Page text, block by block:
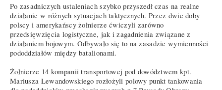
Po zasadniczych ustaleniach szybko przyszedł czas na realne
działanie w różnych sytuacjach taktycznych. Przez dwie doby
polscy i amerykańscy żołnierze ćwiczyli zarówno
przedsięwzięcia logistyczne, jak i zagadnienia związane z
działaniem bojowym. Odbywało się to na zasadzie wymienności
pododdziałów między batalionami.
Żołnierze 14 kompanii transportowej pod dowództwem kpt.
Mariusza Lewandowskiego rozłożyli polowy punkt tankowania